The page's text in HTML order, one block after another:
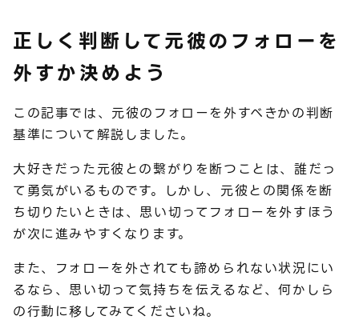
正しく判断して元彼のフォローを
外すか決めよう
この記事では、元彼のフォローを外すべきかの判断
基準について解説しました。
大好きだった元彼との繋がりを断つことは、誰だっ
て勇気がいるものです。しかし、元彼との関係を断
ち切りたいときは、思い切ってフォローを外すほう
が次に進みやすくなります。
また、フォローを外されても諦められない状況にい
るなら、思い切って気持ちを伝えるなど、何かしら
の行動に移してみてくださいね。